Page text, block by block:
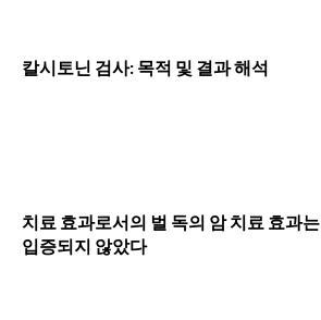
칼시토닌 검사: 목적 및 결과 해석
치료 효과로서의 벌 독의 암 치료 효과는
입증되지 않았다